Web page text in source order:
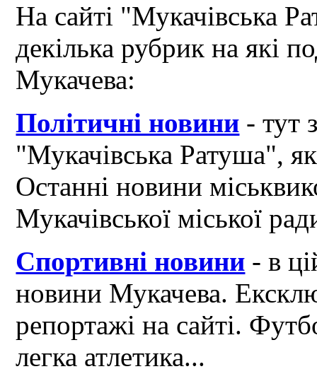
На сайті "Мукачівська
декілька рубрик на які
Мукачева:
Політичні новини - тут
"Мукачівська Ратуша",
Останні новини
Мукачівської міської
Спортивні новини - в
новини Мукачева.
репортажі на сайті.
легка атлетика...